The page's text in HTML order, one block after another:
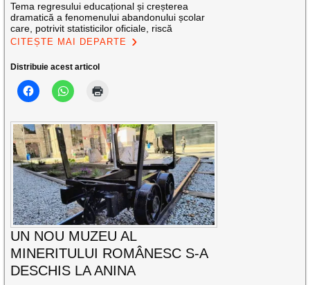
Tema regresului educațional și creșterea
dramatică a fenomenului abandonului școlar
care, potrivit statisticilor oficiale, riscă
CITEȘTE MAI DEPARTE
Distribuie acest articol
UN NOU MUZEU AL
MINERITULUI ROMÂNESC S-A
DESCHIS LA ANINA